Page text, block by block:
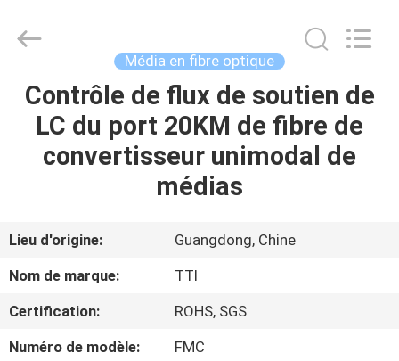
MAISON
DES
AU
SUJET
DE
Communication
Tech.
Rights
Reserved.
Média en fibre optique
Contrôle de flux de soutien de
LC du port 20KM de fibre de
convertisseur unimodal de
médias
Lieu d'origine:
Guangdong, Chine
Nom de marque:
TTI
Certification:
ROHS, SGS
Numéro de modèle:
FMC